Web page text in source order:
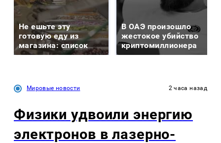
Не ешьте эту
готовую еду из
магазина: список
В ОАЭ произошло
жестокое убийство
криптомиллионера
Мировые новости 2 часа назад
Физики удвоили энергию
электронов в лазерно-